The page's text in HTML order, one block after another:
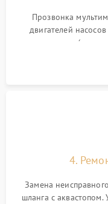
Прозвонка
двигателей
прессостата
концевика дверцы
4.
Замена
шланга с аквастопом.